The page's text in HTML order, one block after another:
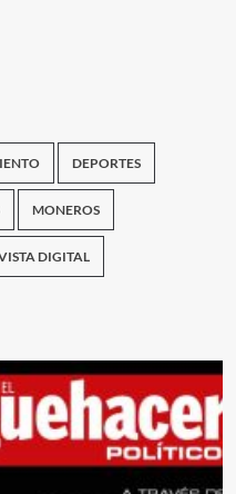
DEPORTES
MONEROS
DIGITAL